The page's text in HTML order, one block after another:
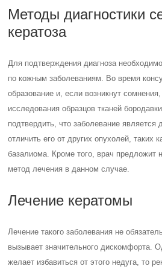
Методы диагностики
кератоза
Для подтверждения диагноза
по кожным заболеваниям. Во время
образование и, если возникнут
исследования образцов тканей
подтвердить, что заболевание является
отличить его от других опухолей, таких
базалиома. Кроме того, врач предложит
метод лечения в данном случае.
Лечение кератомы
Лечение такого заболевания не
вызывает значительного дискомфорта.
желает избавиться от этого недуга, то